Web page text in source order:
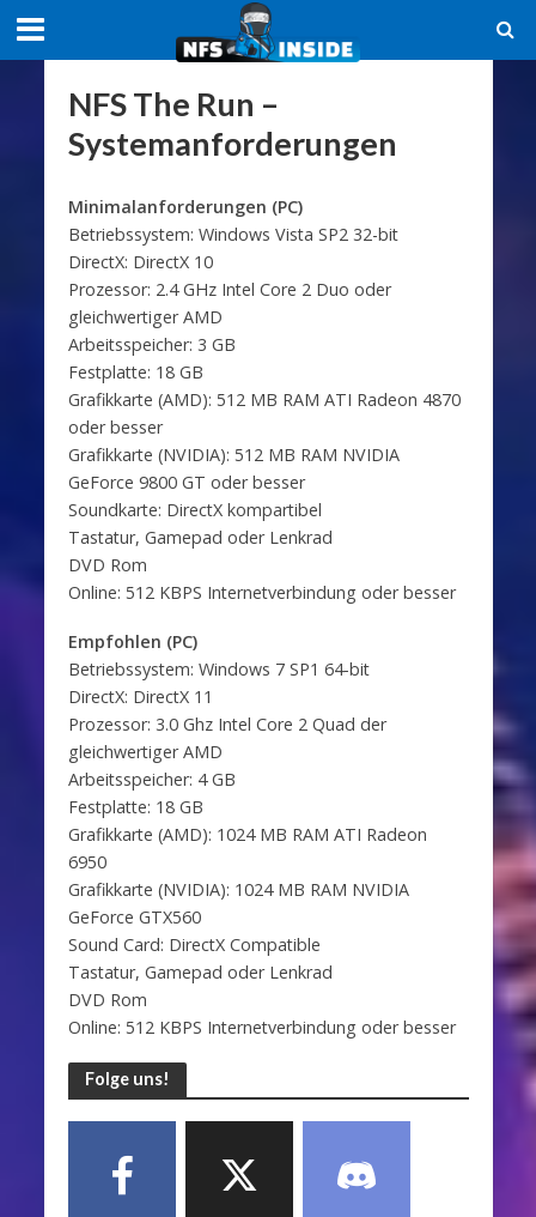
NFS The Run –
Systemanforderungen
Minimalanforderungen (PC)
Betriebssystem: Windows Vista SP2 32-bit
DirectX: DirectX 10
Prozessor: 2.4 GHz Intel Core 2 Duo oder
gleichwertiger AMD
Arbeitsspeicher: 3 GB
Festplatte: 18 GB
Grafikkarte (AMD): 512 MB RAM ATI Radeon 4870
oder besser
Grafikkarte (NVIDIA): 512 MB RAM NVIDIA
GeForce 9800 GT oder besser
Soundkarte: DirectX kompartibel
Tastatur, Gamepad oder Lenkrad
DVD Rom
Online: 512 KBPS Internetverbindung oder besser
Empfohlen (PC)
Betriebssystem: Windows 7 SP1 64-bit
DirectX: DirectX 11
Prozessor: 3.0 Ghz Intel Core 2 Quad der
gleichwertiger AMD
Arbeitsspeicher: 4 GB
Festplatte: 18 GB
Grafikkarte (AMD): 1024 MB RAM ATI Radeon
6950
Grafikkarte (NVIDIA): 1024 MB RAM NVIDIA
GeForce GTX560
Sound Card: DirectX Compatible
Tastatur, Gamepad oder Lenkrad
DVD Rom
Online: 512 KBPS Internetverbindung oder besser
Folge uns!